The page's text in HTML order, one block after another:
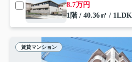
8.7万円
1階 / 40.36㎡ / 1LDK
賃貸マンション